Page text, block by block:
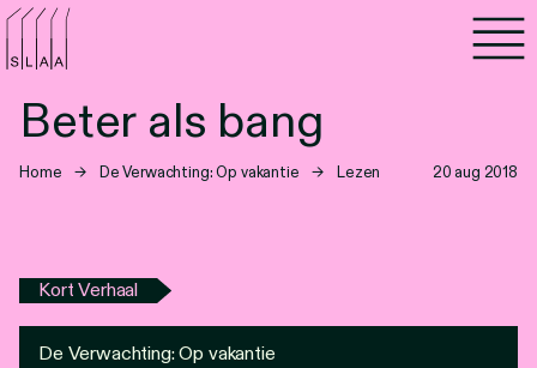
Beter als bang
Home → De Verwachting: Op vakantie → Lezen 20 aug 2018
Kort Verhaal
De Verwachting: Op vakantie
Agenda
Programma's
Lezen
Luisteren
Nieuwsbrief